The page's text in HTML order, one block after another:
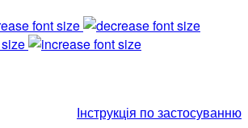
font size
Інструкція по застосуванню